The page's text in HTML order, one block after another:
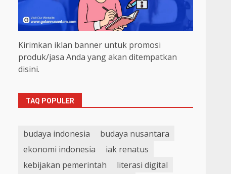
Kirimkan iklan banner untuk promosi
produk/jasa Anda yang akan ditempatkan
disini.
TAQ POPULER
budaya indonesia
budaya nusantara
ekonomi indonesia
iak renatus
kebijakan pemerintah
literasi digital